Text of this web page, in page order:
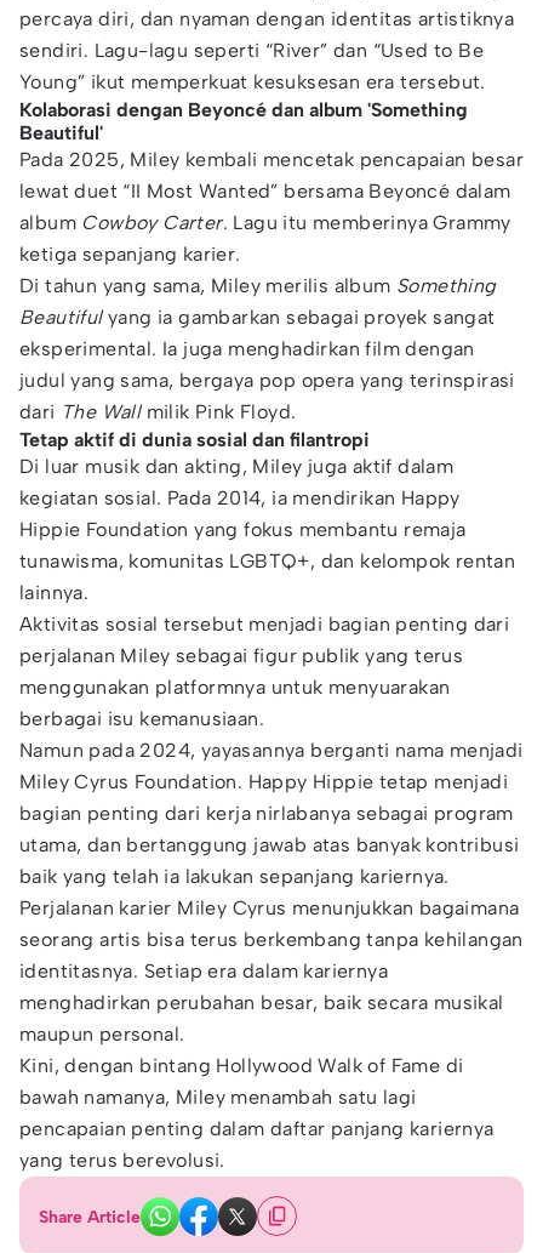
percaya diri, dan nyaman dengan identitas artistiknya
sendiri. Lagu-lagu seperti “River” dan “Used to Be
Young” ikut memperkuat kesuksesan era tersebut.
Kolaborasi dengan Beyoncé dan album 'Something
Beautiful'
Pada 2025, Miley kembali mencetak pencapaian besar
lewat duet “II Most Wanted” bersama Beyoncé dalam
album Cowboy Carter. Lagu itu memberinya Grammy
ketiga sepanjang karier.
Di tahun yang sama, Miley merilis album Something
Beautifulyang ia gambarkan sebagai proyek sangat
eksperimental. Ia juga menghadirkan film dengan
judul yang sama, bergaya pop opera yang terinspirasi
dari The Wallmilik Pink Floyd.
Tetap aktif di dunia sosial dan filantropi
Di luar musik dan akting, Miley juga aktif dalam
kegiatan sosial. Pada 2014, ia mendirikan Happy
Hippie Foundation yang fokus membantu remaja
tunawisma, komunitas LGBTQ+, dan kelompok rentan
lainnya.
Aktivitas sosial tersebut menjadi bagian penting dari
perjalanan Miley sebagai figur publik yang terus
menggunakan platformnya untuk menyuarakan
berbagai isu kemanusiaan.
Namun pada 2024, yayasannya berganti nama menjadi
Miley Cyrus Foundation. Happy Hippie tetap menjadi
bagian penting dari kerja nirlabanya sebagai program
utama, dan bertanggung jawab atas banyak kontribusi
baik yang telah ia lakukan sepanjang kariernya.
Perjalanan karier Miley Cyrus menunjukkan bagaimana
seorang artis bisa terus berkembang tanpa kehilangan
identitasnya. Setiap era dalam kariernya
menghadirkan perubahan besar, baik secara musikal
maupun personal.
Kini, dengan bintang Hollywood Walk of Fame di
bawah namanya, Miley menambah satu lagi
pencapaian penting dalam daftar panjang kariernya
yang terus berevolusi.
Share Article